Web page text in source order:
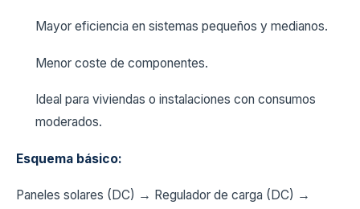
Mayor eficiencia en sistemas pequeños y medianos.
Menor coste de componentes.
Ideal para viviendas o instalaciones con consumos
moderados.
Esquema básico:
Paneles solares (DC) → Regulador de carga (DC) →